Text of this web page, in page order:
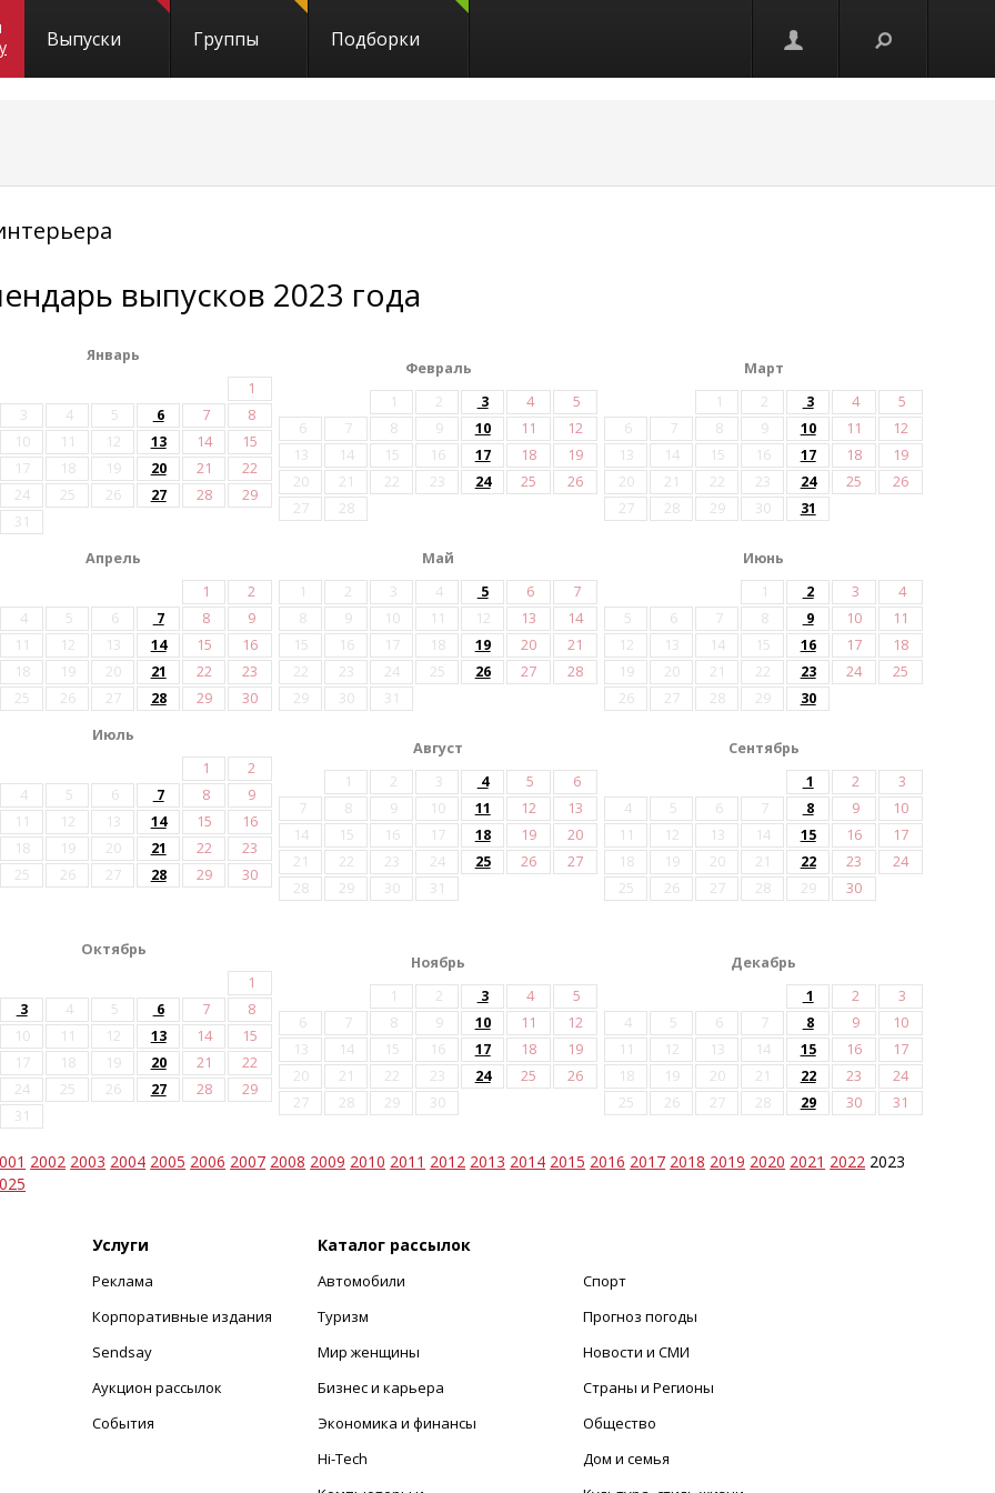
Выпуски Группы Подборки
выпусков 2023 года
Январь
1
3 4 5 6 7
8
10 11 12 13 14
15
17 18 19 20 21
22
24 25 26 27 28
29
31
Февраль
1
2 3 4
5
6
7 8 9 10 11
12
13
14 15 16 17 18
19
20
21 22 23 24 25
26
27
28
Март
1
2 3 4
5
6
7 8 9 10 11
12
13
14 15 16 17 18
19
20
21 22 23 24 25
26
27
28 29 30 31
Апрель
1
2
4 5 6 7 8
9
11 12 13 14 15
16
18 19 20 21 22
23
25 26 27 28 29 30
Май
1
2 3 4 5 6
7
8
9 10 11 12 13
14
15
16 17 18 19 20
21
22
23 24 25 26 27
28
29
30 31
Июнь
1
2 3
4
5
6 7 8 9 10
11
12
13 14 15 16 17
18
19
20 21 22 23 24
25
26
27 28 29
30
Июль
1
2
4 5 6 7 8
9
11 12 13 14 15
16
18 19 20 21 22
23
25 26 27 28 29
30
Август
1
2 3 4 5
6
7
8 9 10 11 12
13
14
15 16 17 18 19
20
21
22 23 24 25 26
27
28
29 30 31
Сентябрь
1
2
3
4
5 6 7 8 9
10
11
12 13 14 15 16
17
18
19 20 21 22 23
24
25
26 27 28 29 30
Октябрь
1
3 4 5 6 7
8
10 11 12 13 14
15
17 18 19 20 21
22
24 25 26 27 28
29
31
Ноябрь
1
2 3 4
5
6
7 8 9 10 11
12
13
14 15 16 17 18
19
20
21 22 23 24 25
26
27
28 29 30
Декабрь
1
2
3
4
5 6 7 8 9
10
11
12 13 14 15 16
17
18
19 20 21 22 23
24
25
26 27 28 29 30 31
2002 2003 2004 2005 2006 2007 2008 2009 2010 2011 2012 2013 2014 2015 2016 2017 2018 2019 2020 2021 2022 2023
Услуги
Реклама
Корпоративные издания
Sendsay
Аукцион рассылок
События
Каталог рассылок
Автомобили
Туризм
Мир женщины
Бизнес и карьера
Экономика и финансы
Hi-Tech
Спорт
Прогноз погоды
Новости и СМИ
Страны и Регионы
Общество
Дом и семья